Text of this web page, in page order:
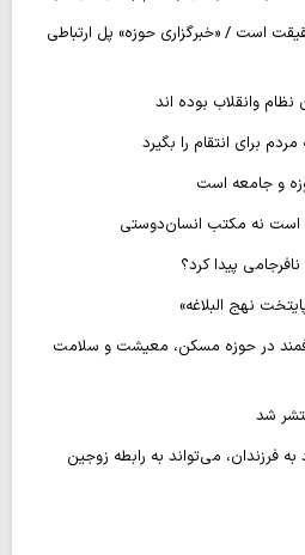
است / «خبرگزاری حوزه» پل ارتباطی
نظام وانقلاب بوده اند
برای انتقام را بگیرد
و جامعه است
است نه مکتب انسان‌دوستی
پیدا کرد؟
نهج البلاغه»
در حوزه مسکن، معیشت و سلامت
شد
فرزندان، می‌تواند به رابطه زوجین